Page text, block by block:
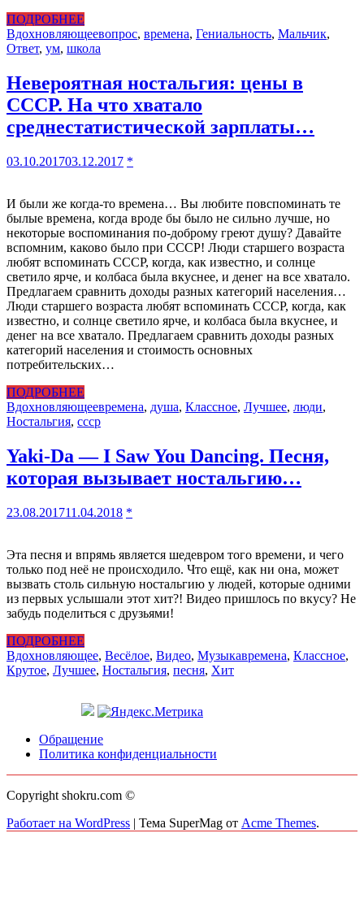
ПОДРОБНЕЕ
Вдохновляющеевопрос, времена, Гениальность, Мальчик,
Ответ, ум, школа
Невероятная ностальгия: цены в
СССР. На что хватало
среднестатистической зарплаты…
03.10.201703.12.2017 *
И были же когда-то времена… Вы любите повспоминать те
былые времена, когда вроде бы было не сильно лучше, но
некоторые воспоминания по-доброму греют душу? Давайте
вспомним, каково было при СССР! Люди старшего возраста
любят вспоминать СССР, когда, как известно, и солнце
светило ярче, и колбаса была вкуснее, и денег на все хватало.
Предлагаем сравнить доходы разных категорий населения…
Люди старшего возраста любят вспоминать СССР, когда, как
известно, и солнце светило ярче, и колбаса была вкуснее, и
денег на все хватало. Предлагаем сравнить доходы разных
категорий населения и стоимость основных
потребительских…
ПОДРОБНЕЕ
Вдохновляющеевремена, душа, Классное, Лучшее, люди,
Ностальгия, ссср
Yaki-Da — I Saw You Dancing. Песня,
которая вызывает ностальгию…
23.08.201711.04.2018 *
Эта песня и впрямь является шедевром того времени, и чего
только под неё не происходило. Что ещё, как ни она, может
вызвать столь сильную ностальгию у людей, которые одними
из первых услышали этот хит?! Видео пришлось по вкусу? Не
забудь поделиться с друзьями!
ПОДРОБНЕЕ
Вдохновляющее, Весёлое, Видео, Музыкавремена, Классное,
Крутое, Лучшее, Ностальгия, песня, Хит
Обращение
Политика конфиденциальности
Copyright shokru.com ©
Работает на WordPress | Тема SuperMag от Acme Themes.